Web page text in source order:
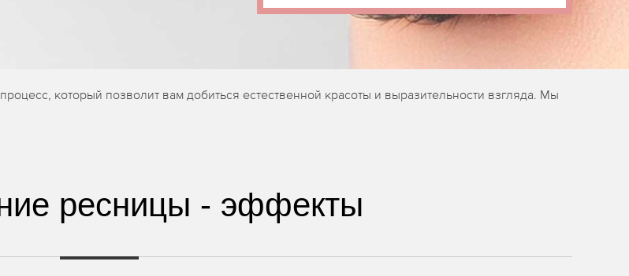
который позволит вам добиться естественной красоты и выразительности взгляда. Мы
ресницы - эффекты